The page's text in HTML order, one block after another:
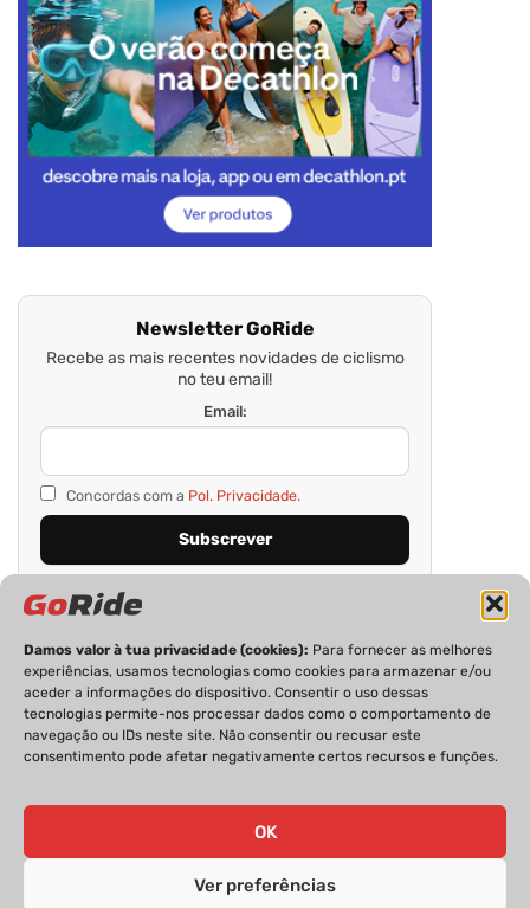
Damos valor à tua privacidade (cookies): Para fornecer as melhores
experiências, usamos tecnologias como cookies para armazenar e/ou
aceder a informações do dispositivo. Consentir o uso dessas
tecnologias permite-nos processar dados como o comportamento de
navegação ou IDs neste site. Não consentir ou recusar este
consentimento pode afetar negativamente certos recursos e funções.
OK
Ver preferências
Newsletter GoRide
Recebe as mais recentes novidades de ciclismo
no teu email!
Email:
Concordas com a Pol. Privacidade.
PRIVACIDADE FICHA TÉCNICA
ESTATUTO EDITORIAL